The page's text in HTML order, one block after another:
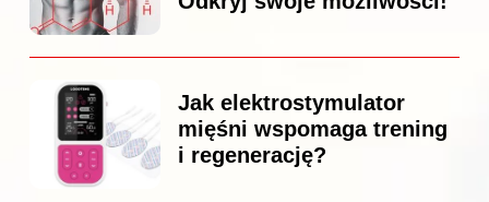
Jak elektrostymulator
mięśni wspomaga trening
i regenerację?